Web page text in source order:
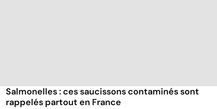
Salmonelles : ces saucissons contaminés sont
rappelés partout en France